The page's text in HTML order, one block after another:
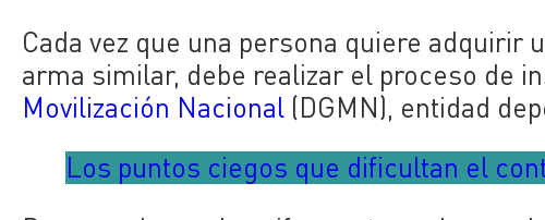
Cada vez que una persona quiere adquirir
arma similar, debe realizar el proceso de
Movilización Nacional (DGMN), entidad
Los puntos ciegos que dificultan el